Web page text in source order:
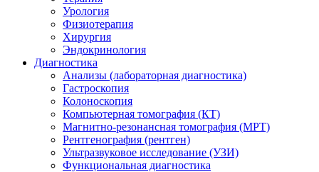
Урология
Физиотерапия
Хирургия
Эндокринология
Диагностика
Анализы (лабораторная диагностика)
Гастроскопия
Колоноскопия
Компьютерная томография (КТ)
Магнитно-резонансная томография (МРТ)
Рентгенография (рентген)
Ультразвуковое исследование (УЗИ)
Функциональная диагностика